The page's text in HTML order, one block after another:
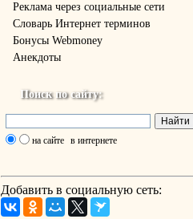
Реклама через социальные сети
Словарь Интернет терминов
Бонусы Webmoney
Анекдоты
Поиск по сайту:
на сайте в интернете
Добавить в социальную сеть: